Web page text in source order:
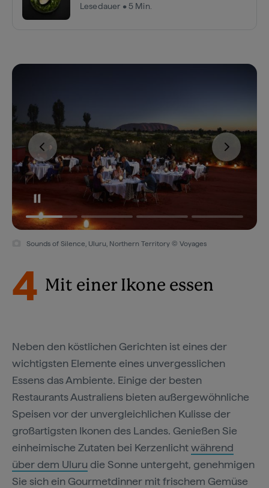
Lesedauer • 5 Min.
Sounds of Silence, Uluru, Northern Territory © Voyages
4 Mit einer Ikone essen
Neben den köstlichen Gerichten ist eines der
wichtigsten Elemente eines unvergesslichen
Essens das Ambiente. Einige der besten
Restaurants Australiens bieten außergewöhnliche
Speisen vor der unvergleichlichen Kulisse der
großartigsten Ikonen des Landes. Genießen Sie
einheimische Zutaten bei Kerzenlichtwährend
über dem Uluru die Sonne untergeht, genehmigen
Sie sich ein Gourmetdinner mit frischem Gemüse